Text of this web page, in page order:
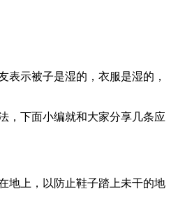
示被子是湿的，衣服是湿的，
，下面小编就和大家分享几条应
地上，以防止鞋子踏上未干的地